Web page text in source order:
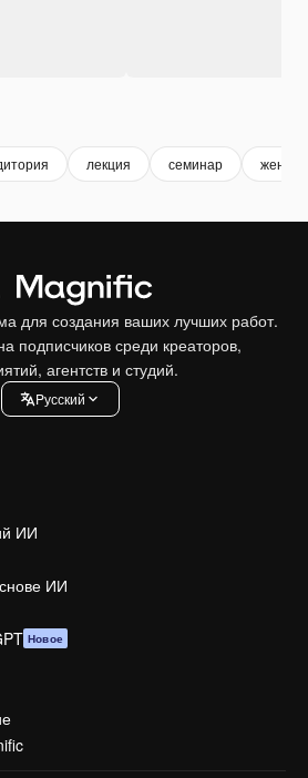
лекция семинар
для создания ваших лучших работ.
подписчиков среди креаторов,
агентств и студий.
Pусский
ИИ
ИИ
Новое